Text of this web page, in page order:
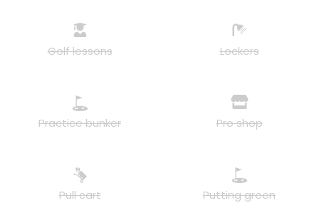
Golf lessons Lockers
Practice bunker Pro shop
Pull cart Putting green